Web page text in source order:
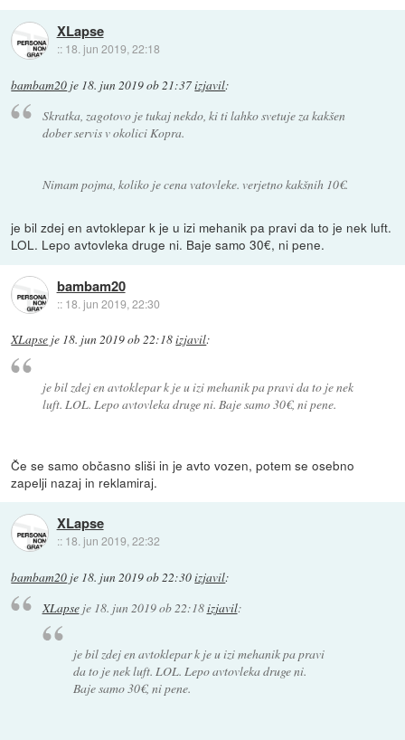
XLapse
:: 18. jun 2019, 22:18
bambam20 je 18. jun 2019 ob 21:37izjavil:
Skratka, zagotovo je tukaj nekdo, ki ti lahko svetuje za kakšen
dober servis v okolici Kopra.
Nimam pojma, koliko je cena vatovleke. verjetno kakšnih 10€.
je bil zdej en avtoklepar k je u izi mehanik pa pravi da to je nek luft.
LOL. Lepo avtovleka druge ni. Baje samo 30€, ni pene.
bambam20
:: 18. jun 2019, 22:30
XLapse je 18. jun 2019 ob 22:18izjavil:
je bil zdej en avtoklepar k je u izi mehanik pa pravi da to je nek
luft. LOL. Lepo avtovleka druge ni. Baje samo 30€, ni pene.
Če se samo občasno sliši in je avto vozen, potem se osebno
zapelji nazaj in reklamiraj.
XLapse
:: 18. jun 2019, 22:32
bambam20 je 18. jun 2019 ob 22:30izjavil:
XLapseje 18. jun 2019 ob 22:18izjavil:
je bil zdej en avtoklepar k je u izi mehanik pa pravi
da to je nek luft. LOL. Lepo avtovleka druge ni.
Baje samo 30€, ni pene.